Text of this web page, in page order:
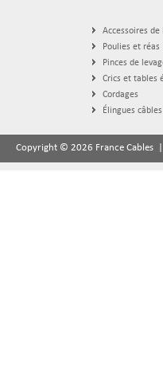
Accessoires de
Poulies et réas
Pinces de
Crics et tables
Cordages
Élingues câbles
Copyright © 2026 France